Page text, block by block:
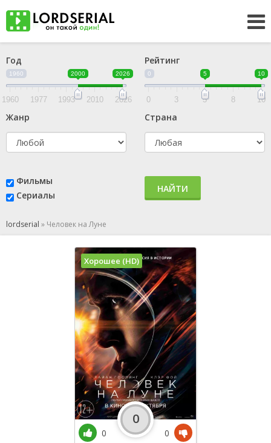
Год
1960 2000 2026
1960 1977 1993 2010 2026
Рейтинг
0 5 10
0 3 5 8 10
Жанр Страна
Фильмы
Сериалы
НАЙТИ
lordserial » Человек на Луне
Хорошее (HD)
0
0
0